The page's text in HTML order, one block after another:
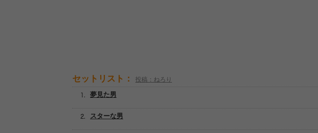
セットリスト： 投稿：ねろり
夢見た男
スターな男